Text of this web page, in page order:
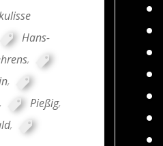
Hans-
,
,
, Pießig,
,